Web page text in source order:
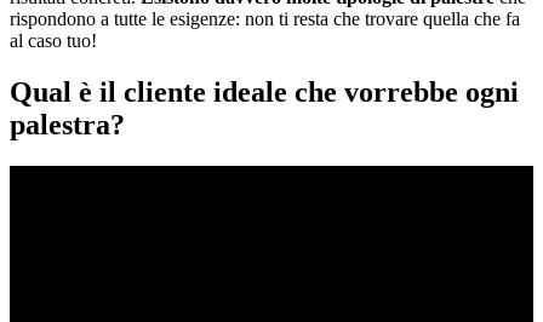
rispondono a tutte le esigenze: non ti resta che trovare quella che fa
al caso tuo!
Qual è il cliente ideale che vorrebbe ogni
palestra?